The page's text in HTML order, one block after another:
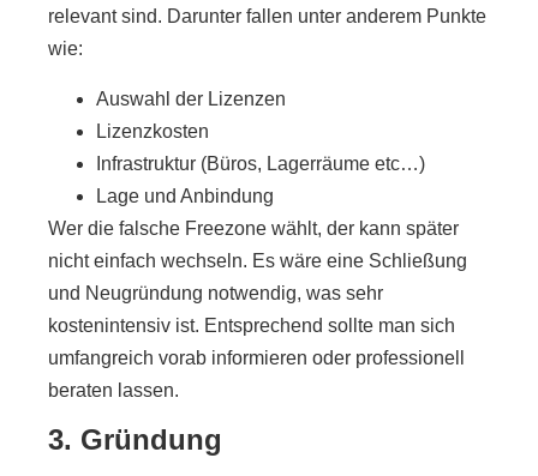
relevant sind. Darunter fallen unter anderem Punkte
wie:
Auswahl der Lizenzen
Lizenzkosten
Infrastruktur (Büros, Lagerräume etc…)
Lage und Anbindung
Wer die falsche Freezone wählt, der kann später
nicht einfach wechseln. Es wäre eine Schließung
und Neugründung notwendig, was sehr
kostenintensiv ist. Entsprechend sollte man sich
umfangreich vorab informieren oder professionell
beraten lassen.
3. Gründung